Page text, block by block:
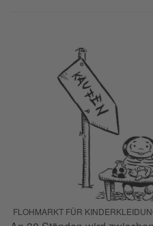
FLOHMARKT FÜR